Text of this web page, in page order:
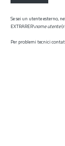
Se sei un utente esterno,
EXTRARER\nome utente
Per problemi tecnici